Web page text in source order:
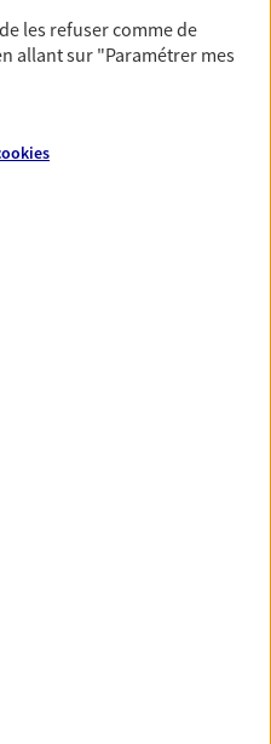
les refuser comme de
allant sur "Paramétrer mes